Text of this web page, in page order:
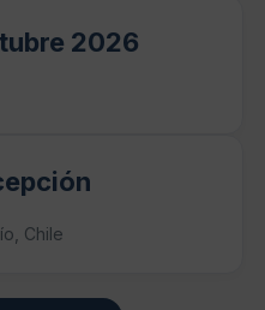
2026
Chile